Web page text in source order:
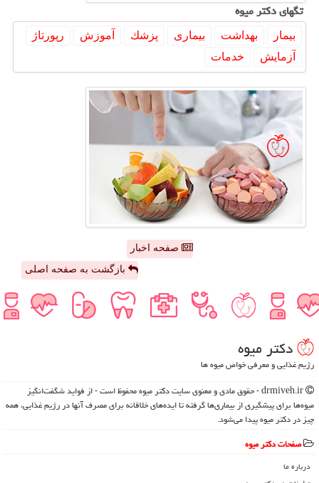
تگهای دكتر میوه
بیمار بهداشت بیماری پزشك آموزش
رپورتاژ
آزمایش
خدمات
صفحه اخبار
بازگشت به صفحه اصلی
دكتر میوه
رژیم غذایی و معرفی خواص میوه ها
drmiveh.ir - حقوق مادی و معنوی سایت دكتر میوه محفوظ است - از فواید شگفت‌انگیز
میوه‌ها برای پیشگیری از بیماری‌ها گرفته تا ایده‌های خلاقانه برای مصرف آنها در رژیم غذایی، همه
چیز در دکتر میوه پیدا می‌شود.
صفحات دكتر میوه
درباره ما